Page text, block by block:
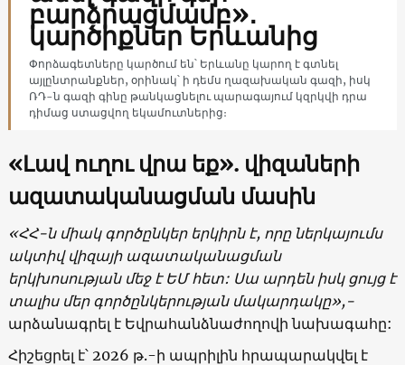
բարձրացմամբ»․
կարծիքներ Երևանից
Փորձագետները կարծում են՝ Երևանը կարող է գտնել
այլընտրանքներ, օրինակ՝ ի դեմս ղազախական գազի, իսկ
ՌԴ-ն գազի գինը թանկացնելու պարագայում կզրկվի դրա
դիմաց ստացվող եկամուտներից։
«Լավ ուղու վրա եք». վիզաների
ազատականացման մասին
«ՀՀ-ն միակ գործընկեր երկիրն է, որը ներկայումս
ակտիվ վիզայի ազատականացման
երկխոսության մեջ է ԵՄ հետ: Սա արդեն իսկ ցույց է
տալիս մեր գործընկերության մակարդակը»,-
արձանագրել է Եվրահանձնաժողովի նախագահը:
Հիշեցրել է՝ 2026 թ.-ի ապրիլին հրապարակվել է